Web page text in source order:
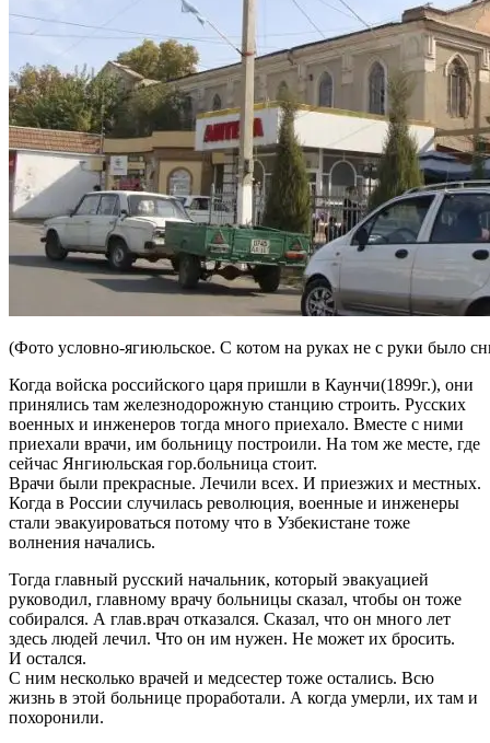
(Фото условно-ягиюльское. С котом на руках не с руки было
Когда войска российского царя пришли в Каунчи(1899г.), они
принялись там железнодорожную станцию строить. Русских
военных и инженеров тогда много приехало. Вместе с ними
приехали врачи, им больницу построили. На том же месте, где
сейчас Янгиюльская гор.больница стоит.
Врачи были прекрасные. Лечили всех. И приезжих и местных.
Когда в России случилась революция, военные и инженеры
стали эвакуироваться потому что в Узбекистане тоже
волнения начались.
Тогда главный русский начальник, который эвакуацией
руководил, главному врачу больницы сказал, чтобы он тоже
собирался. А глав.врач отказался. Сказал, что он много лет
здесь людей лечил. Что он им нужен. Не может их бросить.
И остался.
С ним несколько врачей и медсестер тоже остались. Всю
жизнь в этой больнице проработали. А когда умерли, их там и
похоронили.